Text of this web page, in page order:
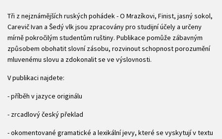
Tři z nejznámějších ruských pohádek - O Mrazíkovi, Finist, jasný sokol,
Carevič Ivan a Šedý vlk jsou zpracovány pro studijní účely a určeny
mírně pokročilým studentům ruštiny. Publikace pomůže zábavným
způsobem obohatit slovní zásobu, rozvinout schopnost porozumění
mluvenému slovu a zdokonalit se ve výslovnosti.
V publikaci najdete:
- příběh v jazyce originálu
- zrcadlový český překlad
- okomentované gramatické a lexikální jevy, které se vyskytují v textu